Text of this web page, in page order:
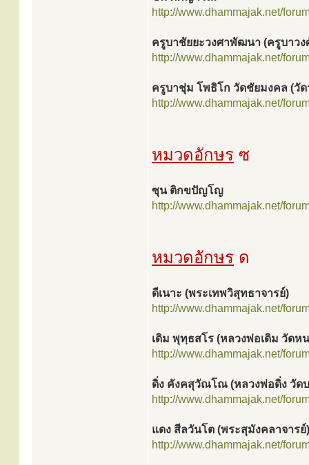
http://www.dhammajak.net/
ครูบาชัยยะวงศาพัฒนา (ครูบาวง
http://www.dhammajak.net/
ครูบาชุ่ม โพธิโก วัดชัยมงคล (วัด
http://www.dhammajak.net/
หมวดอักษร ซ
ซุน ติกขปัญโญ
http://www.dhammajak.net/
หมวดอักษร ด
ดีเนาะ (พระเทพวิสุทธาจารย์)
http://www.dhammajak.net/
เดิม พุทฺธสโร (หลวงพ่อเดิม วัดห
http://www.dhammajak.net/
ดิ่ง คังคสุวัณโณ (หลวงพ่อดิ่ง วัด
http://www.dhammajak.net/
แดง สีลวันโต (พระสุมังคลาจารย์)
http://www.dhammajak.net/